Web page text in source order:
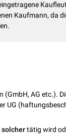
Kaufmann, da
(GmbH, AG etc.).
UG
solchertätig wird